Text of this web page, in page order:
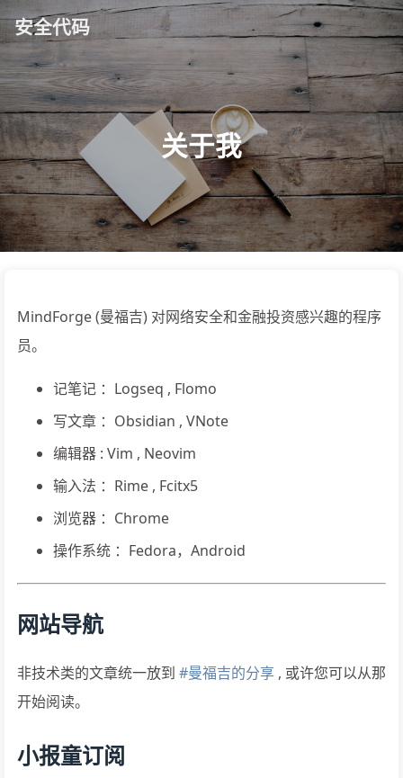
安全代码
关于我
MindForge (曼福吉) 对网络安全和金融投资感兴趣的程序
员。
记笔记 ：Logseq , Flomo
写文章 ：Obsidian , VNote
编辑器 : Vim , Neovim
输入法 ：Rime , Fcitx5
浏览器 ：Chrome
操作系统 ：Fedora，Android
网站导航
非技术类的文章统一放到 #曼福吉的分享 , 或许您可以从那
开始阅读。
小报童订阅